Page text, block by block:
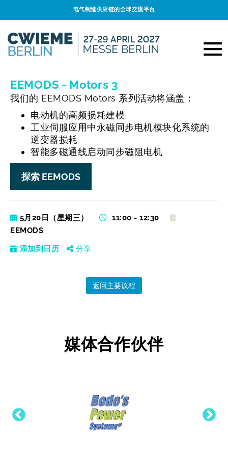
电气制造供应链的全球交流平台
EEMODS - Motors 3
我们的 EEMODS Motors 系列活动将涵盖：
电动机的高频损耗建模
工业伺服应用中永磁同步电机模块化系统的
逆变器损耗
智能多磁通线启动同步磁阻电机
探索 EEMODS
5月20日（星期三）
11:00 - 12:30
EEMODS
添加到日历 分享
返回主要议程
媒体合作伙伴